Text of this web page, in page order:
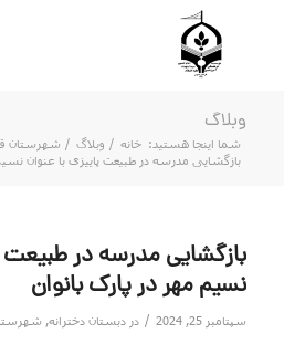
وبلاگ
شما اینجا هستید: خانه / وبلاگ / شهرستان
بازگشایی مدرسه در طبیعت پاییزی با عنوان
بازگشایی مدرسه در طبیعت
نسیم مهر در پارک بانوان
سپتامبر 25, 2024 / در دبستان دخترانه,